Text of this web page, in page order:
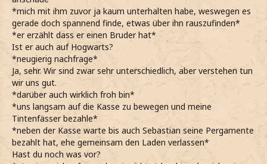
*mich mit ihm zuvor ja kaum unterhalten habe, weswegen es
gerade doch spannend finde, etwas über ihn rauszufinden*
*er erzählt dass er einen Bruder hat*
Ist er auch auf Hogwarts?
*neugierig nachfrage*
Ja, sehr. Wir sind zwar sehr unterschiedlich, aber verstehen tun
wir uns gut.
*darüber auch wirklich froh bin*
*uns langsam auf die Kasse zu bewegen und meine
Tintenfässer bezahle*
*neben der Kasse warte bis auch Sebastian seine Pergamente
bezahlt hat, ehe gemeinsam den Laden verlassen*
Hast du noch was vor?